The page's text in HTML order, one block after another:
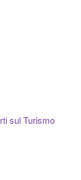
sul Turismo